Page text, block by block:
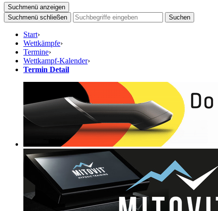
Suchmenü anzeigen
Suchmenü schließen
Suchen
Start›
Wettkämpfe›
Termine›
Wettkampf-Kalender›
Termin Detail